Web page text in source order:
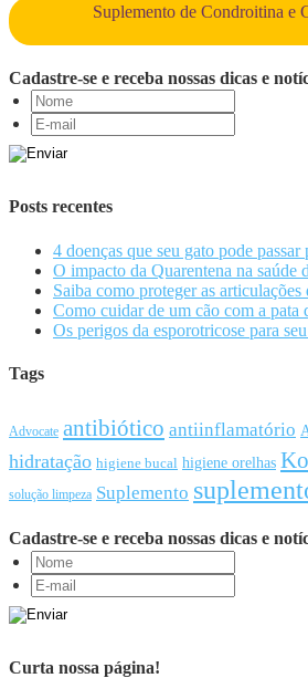
Suplemento de Condroitina e
Cadastre-se e receba nossas dicas e
Posts recentes
4 doenças que seu gato pode passar
O impacto da Quarentena na saúde
Saiba como proteger as
Como cuidar de um cão com a pata
Os perigos da esporotricose para
Tags
Advocate antibiótico antiinflamatório
hidratação higiene bucal higiene orelhas
solução limpeza Suplemento
Cadastre-se e receba nossas dicas e
Curta nossa página!